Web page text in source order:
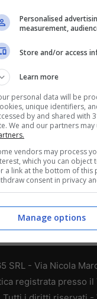
Il
delsistema
- Via Nicola
registrata presso
Personalised
measurement,
Store and/or access
Learn more
personal data will be
unique identifiers,
by and shared with
We and our partners
vendors may process
which you can
a link at the bottom of this
consent in privacy
Manage options